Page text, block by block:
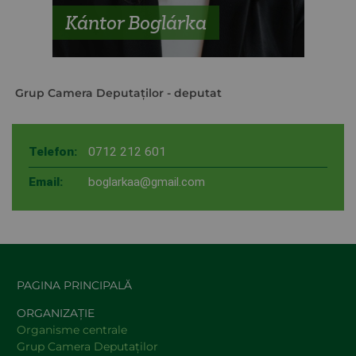
Kántor Boglárka
Grup Camera Deputaţilor - deputat
Telefon: 0712 212 601
Email: boglarkaa@gmail.com
PAGINA PRINCIPALĂ
ORGANIZAȚIE
Organisme centrale
Grup Camera Deputaţilor